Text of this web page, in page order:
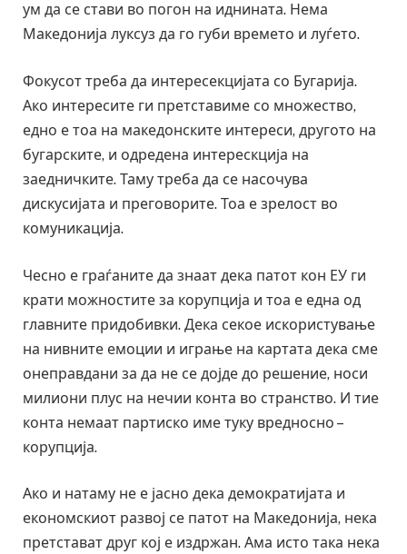
ум да се стави во погон на иднината. Нема
Македонија луксуз да го губи времето и луѓето.
Фокусот треба да интересекцијата со Бугарија.
Ако интересите ги претставиме со множество,
едно е тоа на македонските интереси, другото на
бугарските, и одредена интерескција на
заедничките. Таму треба да се насочува
дискусијата и преговорите. Тоа е зрелост во
комуникација.
Чесно е граѓаните да знаат дека патот кон ЕУ ги
крати можностите за корупција и тоа е една од
главните придобивки. Дека секое искористување
на нивните емоции и играње на картата дека сме
онеправдани за да не се дојде до решение, носи
милиони плус на нечии конта во странство. И тие
конта немаат партиско име туку вредносно –
корупција.
Ако и натаму не е јасно дека демократијата и
економскиот развој се патот на Македонија, нека
претстават друг кој е издржан. Ама исто така нека